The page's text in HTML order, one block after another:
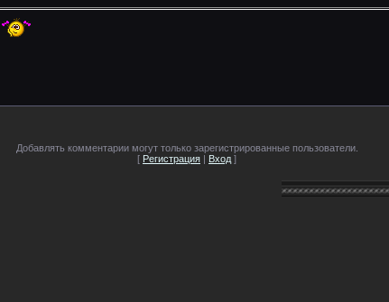
Добавлять комментарии могут только зарегистрированные пользователи.
[ Регистрация | Вход ]